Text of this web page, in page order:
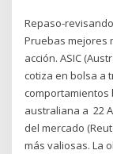
Repaso-
Pruebas mejores
acción. ASIC
cotiza en bolsa a
comportamientos
australiana a 22
del mercado
más valiosas. La